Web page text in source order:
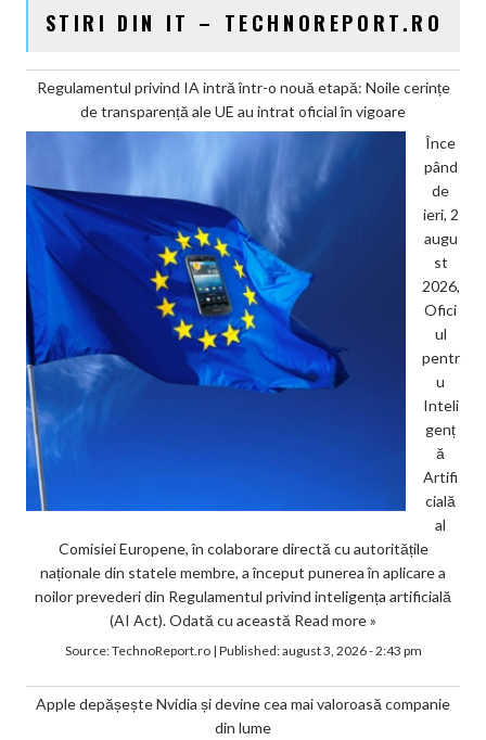
STIRI DIN IT – TECHNOREPORT.RO
Regulamentul privind IA intră într-o nouă etapă: Noile cerințe
de transparență ale UE au intrat oficial în vigoare
Înce
pând
de
ieri, 2
augu
st
2026,
Ofici
ul
pentr
u
Inteli
genț
ă
Artifi
cială
al
Comisiei Europene, în colaborare directă cu autoritățile
naționale din statele membre, a început punerea în aplicare a
noilor prevederi din Regulamentul privind inteligența artificială
(AI Act). Odată cu această Read more »
Source:TechnoReport.ro| Published:august 3, 2026 - 2:43 pm
Apple depășește Nvidia și devine cea mai valoroasă companie
din lume